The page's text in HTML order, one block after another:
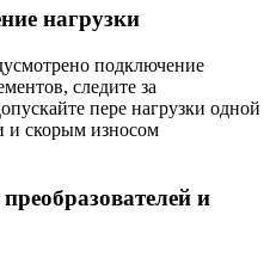
нагрузки
подключение
следите за
пере нагрузки одной
и скорым износом
и